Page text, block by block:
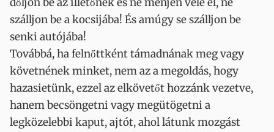
szálljon be a kocsijába! És amúgy se szálljon be
senki autójába!
Továbbá, ha felnőttként támadnának meg vagy
követnének minket, nem az a megoldás, hogy
hazasietünk, ezzel az elkövetőt hozzánk vezetve,
hanem becsöngetni vagy megütögetni a
legközelebbi kaput, ajtót, ahol látunk mozgást